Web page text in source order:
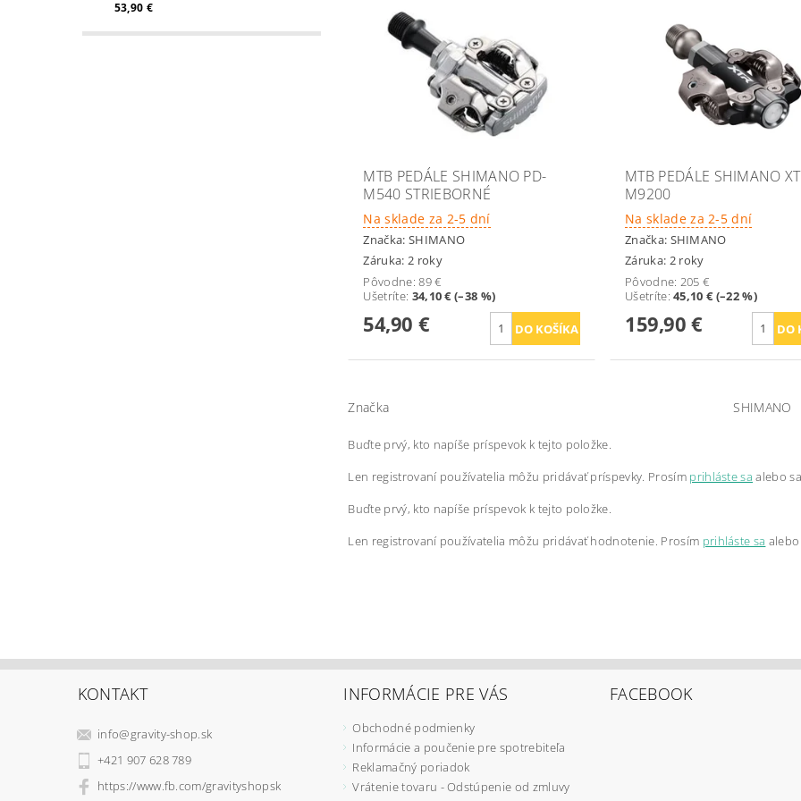
53,90 €
MTB PEDÁLE SHIMANO PD-
M540 STRIEBORNÉ
Na sklade za 2-5 dní
Značka: SHIMANO
Záruka: 2 roky
Pôvodne:89 €
Ušetríte: 34,10 € (–38 %)
54,90 €
MTB PEDÁLE SHIMANO
M9200
Na sklade za 2-5 dní
Značka: SHIMANO
Záruka: 2 roky
Pôvodne: 205 €
Ušetríte:45,10 € (–22 %)
159,90 €
Značka SHIMANO
Buďte prvý, kto napíše príspevok k tejto položke.
Len registrovaní používatelia môžu pridávať príspevky. Prosím prihláste sa alebo
Buďte prvý, kto napíše príspevok k tejto položke.
Len registrovaní používatelia môžu pridávať hodnotenie. Prosím prihláste sa alebo
KONTAKT
info@gravity-shop.sk
+421 907 628 789
https://www.fb.com/gravityshopsk
INFORMÁCIE PRE VÁS
Obchodné podmienky
Informácie a poučenie pre spotrebiteľa
Reklamačný poriadok
Vrátenie tovaru - Odstúpenie od zmluvy
FACEBOOK